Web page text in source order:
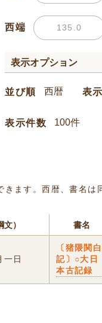
西端
表示オプション
並び順 表
表示件数
きます。西暦、書名
） 書名
一日
〔猪隈関白
記〕○大日
本古記録